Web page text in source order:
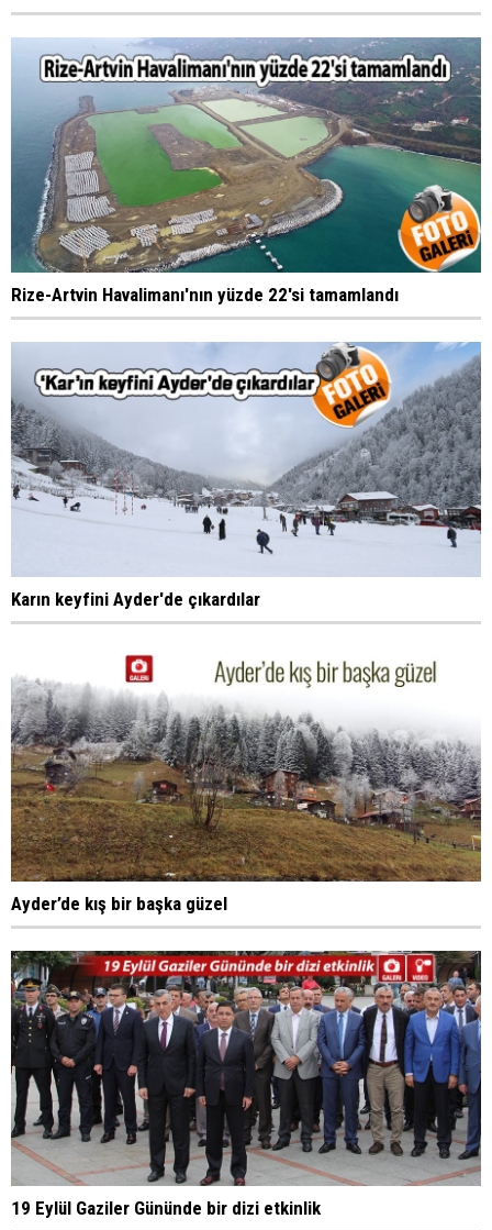
Rize-Artvin Havalimanı'nın yüzde 22'si tamamlandı
Karın keyfini Ayder'de çıkardılar
Ayder’de kış bir başka güzel
19 Eylül Gaziler Gününde bir dizi etkinlik